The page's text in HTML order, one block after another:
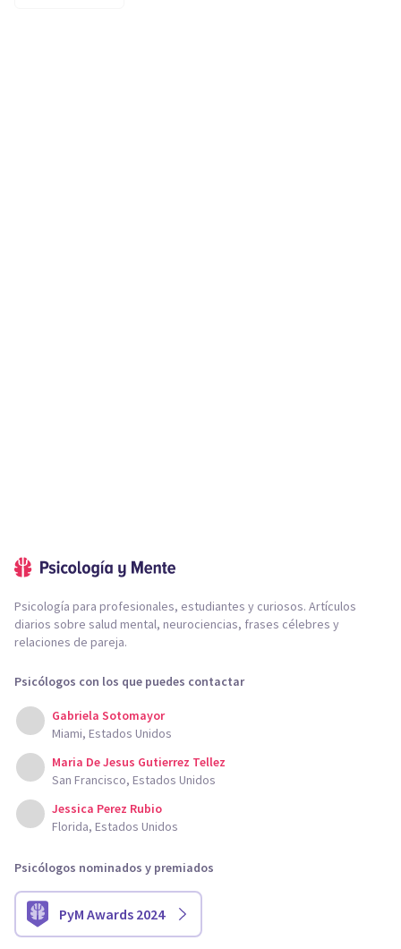
Psicología para profesionales, estudiantes y curiosos. Artículos
diarios sobre salud mental, neurociencias, frases célebres y
relaciones de pareja.
Psicólogos con los que puedes contactar
Gabriela Sotomayor
Miami, Estados Unidos
Maria De Jesus Gutierrez Tellez
San Francisco, Estados Unidos
Jessica Perez Rubio
Florida, Estados Unidos
Psicólogos nominados y premiados
PyM Awards 2024